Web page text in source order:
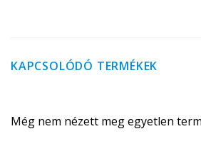
KAPCSOLÓDÓ TERMÉKEK
Még nem nézett meg egyetlen